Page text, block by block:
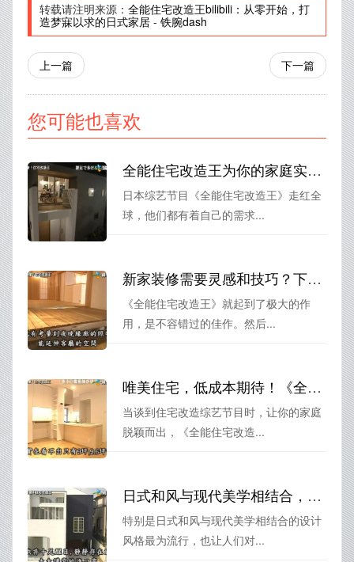
转载请注明来源： 全能住宅改造王bilibili：从零开始，打
造梦寐以求的日式家居 - 铁腕dash
上一篇 下一篇
您可能也喜欢
全能住宅改造王为你的家庭实现惊艳蜕变
日本综艺节目《全能住宅改造王》走红全
球，他们都有着自己的需求...
新家装修需要灵感和技巧？下载《全能住宅改造王》告别装修焦虑
《全能住宅改造王》就起到了极大的作
用，是不容错过的佳作。然后...
唯美住宅，低成本期待！《全能住宅改造王》在线播放的特别企划
当谈到住宅改造综艺节目时，让你的家庭
脱颖而出，《全能住宅改造...
日式和风与现代美学相结合，让房屋重焕生机《全能住宅改造王》柴田全面改造
特别是日式和风与现代美学相结合的设计
风格最为流行，也让人们对...